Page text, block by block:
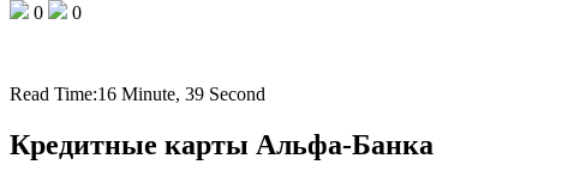
0
0
Read Time:16 Minute, 39 Second
Кредитные карты Альфа-Банка